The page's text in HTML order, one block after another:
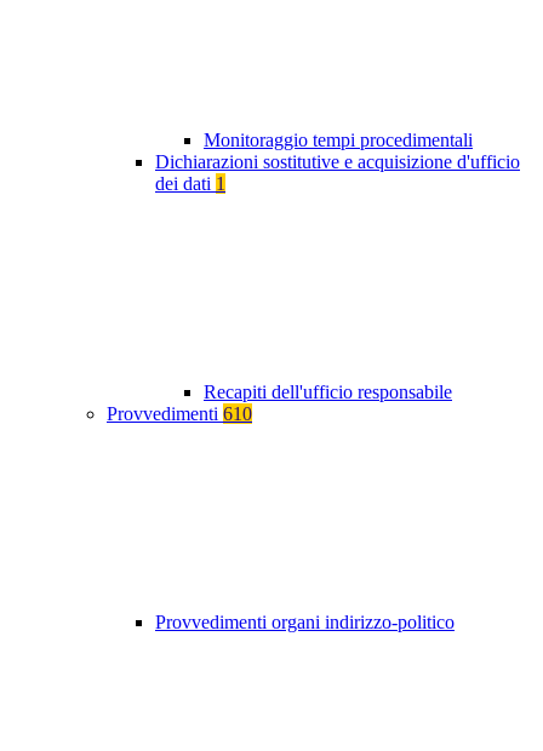
Monitoraggio tempi procedimentali
Dichiarazioni sostitutive e acquisizione d'ufficio
dei dati 1
Recapiti dell'ufficio responsabile
Provvedimenti 610
Provvedimenti organi indirizzo-politico